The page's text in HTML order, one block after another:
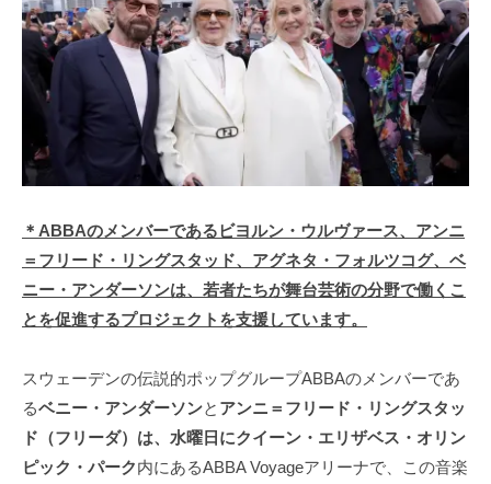
m
a
＊ABBAのメンバーであるビヨルン・ウルヴァース、アンニ
＝フリード・リングスタッド、アグネタ・フォルツコグ、ベ
ニー・アンダーソンは、若者たちが舞台芸術の分野で働くこ
とを促進するプロジェクトを支援しています。
スウェーデンの伝説的ポップグループABBAのメンバーであ
るベニー・アンダーソンと アンニ＝フリード・リングスタッ
ド（フリーダ）は、水曜日にクイーン・エリザベス・オリン
ピック・パーク内にあるABBA Voyageアリーナで、この音楽